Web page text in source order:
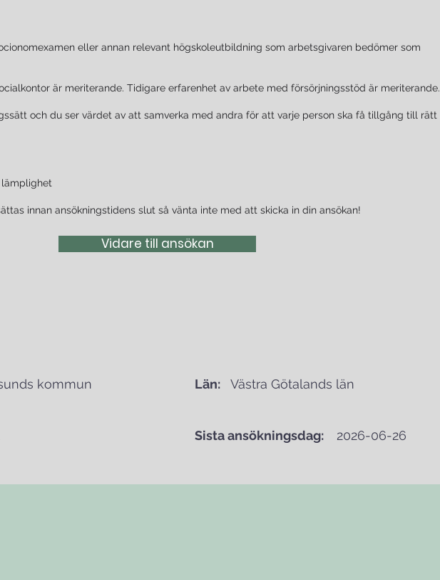
eller annan relevant högskoleutbildning som arbetsgivaren bedömer som
är meriterande. Tidigare erfarenhet av arbete med försörjningsstöd är meriterande.
och du ser värdet av att samverka med andra för att varje person ska få tillgång till rätt
innan ansökningstidens slut så vänta inte med att skicka in din ansökan!
Vidare till ansökan
kommun Län: Västra Götalands län
Sista ansökningsdag: 2026-06-26